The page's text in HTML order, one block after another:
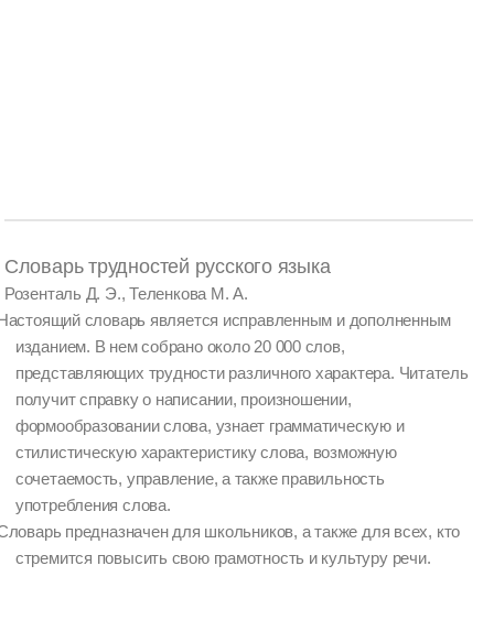
Словарь трудностей русского языка
Розенталь Д. Э., Теленкова М. А.
словарь является исправленным и дополненным
изданием. В нем собрано около 20 000 слов,
представляющих трудности различного характера. Читатель
получит справку о написании, произношении,
формообразовании слова, узнает грамматическую и
стилистическую характеристику слова, возможную
сочетаемость, управление, а также правильность
употребления слова.
предназначен для школьников, а также для всех, кто
стремится повысить свою грамотность и культуру речи.